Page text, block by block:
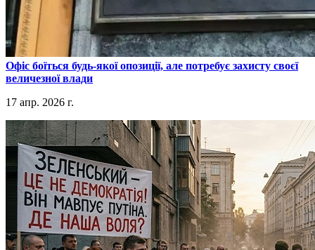
​Офіс боїться будь-якої опозиції, але потребує захисту своєї
величезної влади
17 апр. 2026 г.